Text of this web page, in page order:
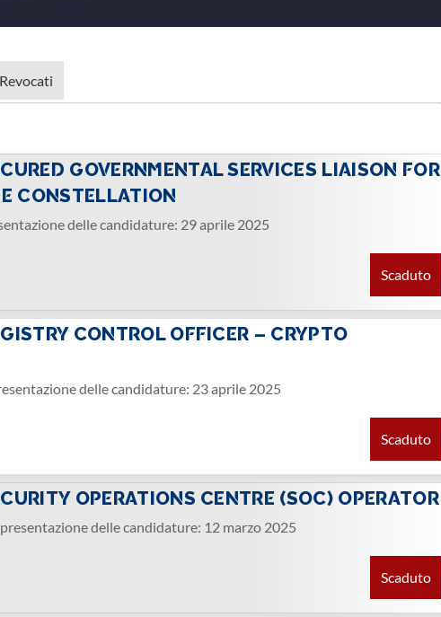
Revocati
GOVERNMENTAL SERVICES LIAISON FOR
CONSTELLATION
delle candidature: 29 aprile 2025
Scaduto
CONTROL OFFICER – CRYPTO
delle candidature: 23 aprile 2025
Scaduto
OPERATIONS CENTRE (SOC) OPERATOR
delle candidature: 12 marzo 2025
Scaduto